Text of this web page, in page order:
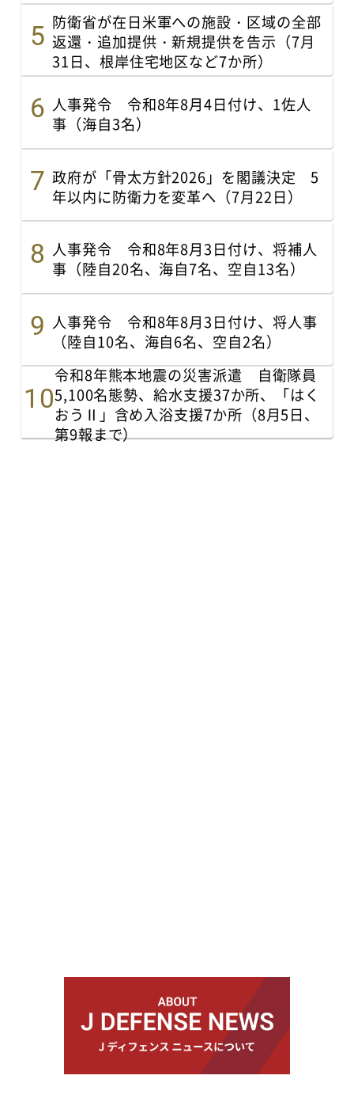
防衛省が在日米軍への施設・区域の全部
返還・追加提供・新規提供を告示（7月
31日、根岸住宅地区など7か所）
人事発令 令和8年8月4日付け、1佐人
事（海自3名）
政府が「骨太方針2026」を閣議決定 5
年以内に防衛力を変革へ（7月22日）
人事発令 令和8年8月3日付け、将補人
事（陸自20名、海自7名、空自13名）
人事発令 令和8年8月3日付け、将人事
（陸自10名、海自6名、空自2名）
令和8年熊本地震の災害派遣 自衛隊員
5,100名態勢、給水支援37か所、「はく
おうⅡ」含め入浴支援7か所（8月5日、
第9報まで）